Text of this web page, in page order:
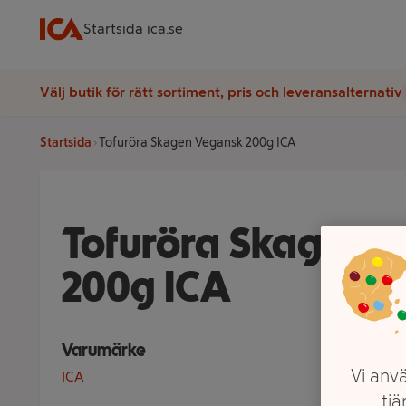
Startsida ica.se
Välj butik för rätt sortiment, pris och leveransalternativ
Startsida Tofuröra Skagen Vegansk 200g ICA
Tofuröra Skagen
200g ICA
Varumärke
ICA
Vi